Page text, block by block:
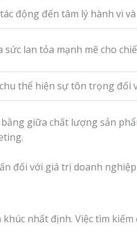
động đến tâm lý hành vi
lan tỏa mạnh mẽ cho
thể hiện sự tôn trọng đối
giữa chất lượng sản
nhất định. Việc tìm